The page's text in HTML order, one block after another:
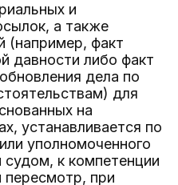
и
а также
(например, факт
давности либо факт
дела по
для
на
устанавливается по
уполномоченного
к компетенции
пересмотр, при